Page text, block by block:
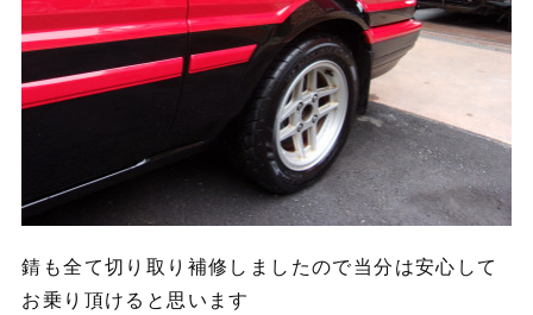
錆も全て切り取り補修しましたので当分は安心して
お乗り頂けると思います